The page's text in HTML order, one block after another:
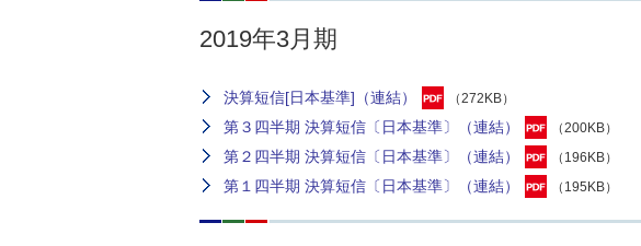
2019年3月期
決算短信[日本基準]（連結） （272KB）
第３四半期 決算短信〔日本基準〕（連結） （200KB）
第２四半期 決算短信〔日本基準〕（連結） （196KB）
第１四半期 決算短信〔日本基準〕（連結） （195KB）